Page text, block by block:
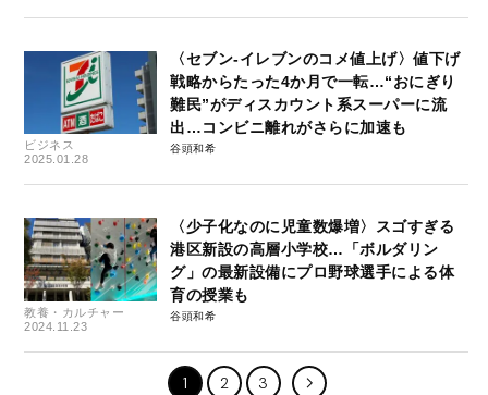
ビジネス
2025.01.28
〈セブン-イレブンのコメ値上げ〉値下げ
戦略からたった4か月で一転…“おにぎり
難民”がディスカウント系スーパーに流
出…コンビニ離れがさらに加速も
谷頭和希
教養・カルチャー
2024.11.23
〈少子化なのに児童数爆増〉スゴすぎる
港区新設の高層小学校…「ボルダリン
グ」の最新設備にプロ野球選手による体
育の授業も
谷頭和希
1 2 3